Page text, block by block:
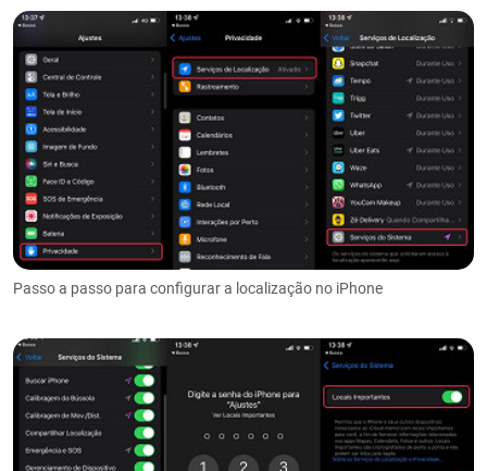
Passo a passo para configurar a localização no iPhone